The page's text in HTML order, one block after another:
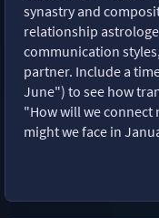
synastry and
relationship
communication
partner. Include a
June") to see how
"How will we connect
might we face in